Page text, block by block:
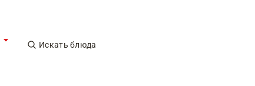
Искать блюда